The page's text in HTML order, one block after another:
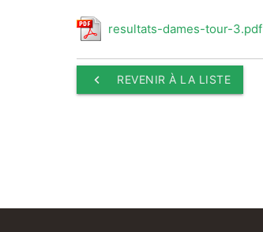
resultats-dames-tour-3.pdf
keyboard_arrow_left REVENIR À LA LISTE